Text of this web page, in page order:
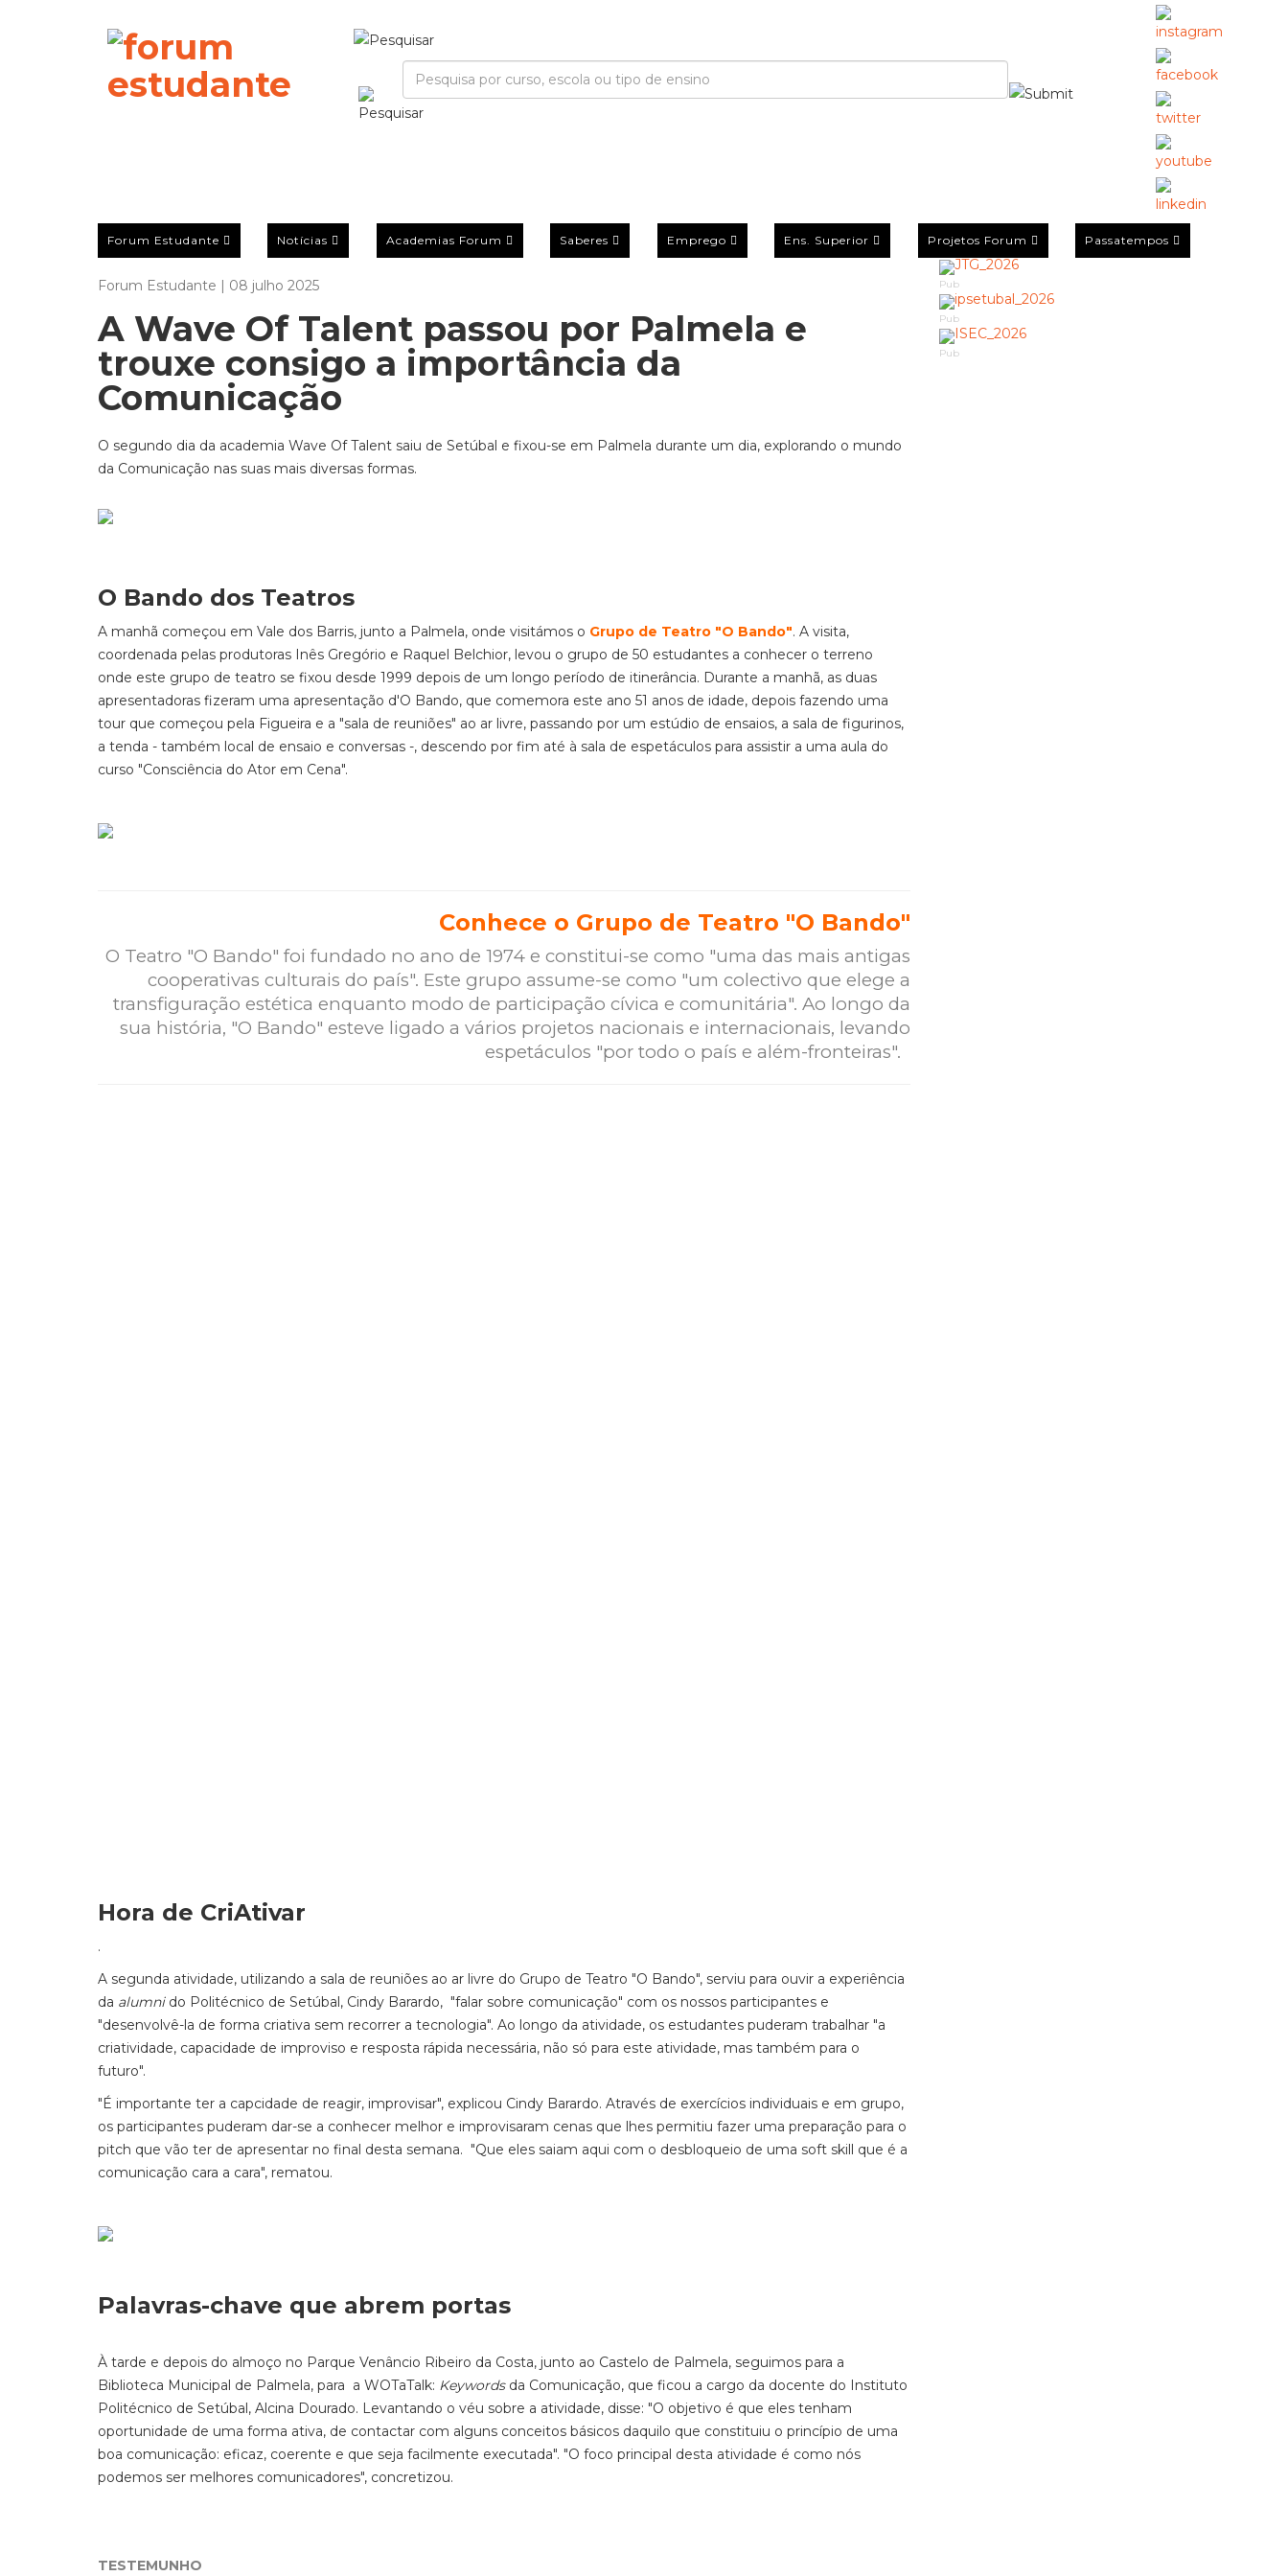
Forum Estudante Notícias Academias Forum Saberes Emprego Ens. Superior Projetos Forum Passatempos
Forum Estudante | 08 julho 2025
A Wave Of Talent passou por Palmela e
trouxe consigo a importância da
Comunicação
O segundo dia da academia Wave Of Talent saiu de Setúbal e fixou-se em Palmela durante um dia, explorando o mundo
da Comunicação nas suas mais diversas formas.
O Bando dos Teatros
A manhã começou em Vale dos Barris, junto a Palmela, onde visitámos o Grupo de Teatro "O Bando". A visita,
coordenada pelas produtoras Inês Gregório e Raquel Belchior, levou o grupo de 50 estudantes a conhecer o terreno
onde este grupo de teatro se fixou desde 1999 depois de um longo período de itinerância. Durante a manhã, as duas
apresentadoras fizeram uma apresentação d'O Bando, que comemora este ano 51 anos de idade, depois fazendo uma
tour que começou pela Figueira e a "sala de reuniões" ao ar livre, passando por um estúdio de ensaios, a sala de figurinos,
a tenda - também local de ensaio e conversas -, descendo por fim até à sala de espetáculos para assistir a uma aula do
curso "Consciência do Ator em Cena".
Conhece o Grupo de Teatro "O Bando"
O Teatro "O Bando" foi fundado no ano de 1974 e constitui-se como "uma das mais antigas
cooperativas culturais do país". Este grupo assume-se como "um colectivo que elege a
transfiguração estética enquanto modo de participação cívica e comunitária". Ao longo da
sua história, "O Bando" esteve ligado a vários projetos nacionais e internacionais, levando
espetáculos "por todo o país e além-fronteiras".
Hora de CriAtivar
.
A segunda atividade, utilizando a sala de reuniões ao ar livre do Grupo de Teatro "O Bando", serviu para ouvir a experiência
da alumnido Politécnico de Setúbal, Cindy Barardo, "falar sobre comunicação" com os nossos participantes e
"desenvolvê-la de forma criativa sem recorrer a tecnologia". Ao longo da atividade, os estudantes puderam trabalhar "a
criatividade, capacidade de improviso e resposta rápida necessária, não só para este atividade, mas também para o
futuro".
"É importante ter a capcidade de reagir, improvisar", explicou Cindy Barardo. Através de exercícios individuais e em grupo,
os participantes puderam dar-se a conhecer melhor e improvisaram cenas que lhes permitiu fazer uma preparação para o
pitch que vão ter de apresentar no final desta semana. "Que eles saiam aqui com o desbloqueio de uma soft skill que é a
comunicação cara a cara", rematou.
Palavras-chave que abrem portas
À tarde e depois do almoço no Parque Venâncio Ribeiro da Costa, junto ao Castelo de Palmela, seguimos para a
Biblioteca Municipal de Palmela, para a WOTaTalk: Keywordsda Comunicação, que ficou a cargo da docente do Instituto
Politécnico de Setúbal, Alcina Dourado. Levantando o véu sobre a atividade, disse: "O objetivo é que eles tenham
oportunidade de uma forma ativa, de contactar com alguns conceitos básicos daquilo que constituiu o princípio de uma
boa comunicação: eficaz, coerente e que seja facilmente executada". "O foco principal desta atividade é como nós
podemos ser melhores comunicadores", concretizou.
TESTEMUNHO
Pub
Pub
Pub